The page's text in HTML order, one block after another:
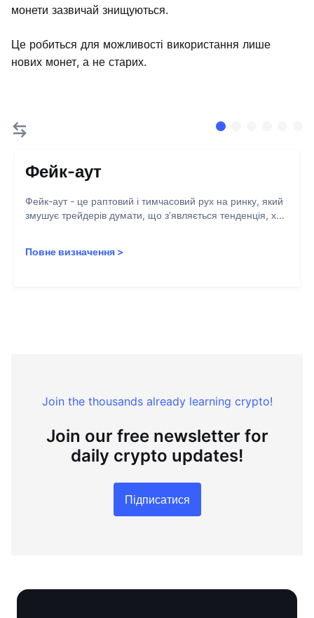
монети зазвичай знищуються.
Це робиться для можливості використання лише
нових монет, а не старих.
Фейк-аут
Фейк-аут - це раптовий і тимчасовий рух на ринку, який
змушує трейдерів думати, що з’являється тенденція, х...
Повне визначення >
Join the thousands already learning crypto!
Join our free newsletter for
daily crypto updates!
Підписатися